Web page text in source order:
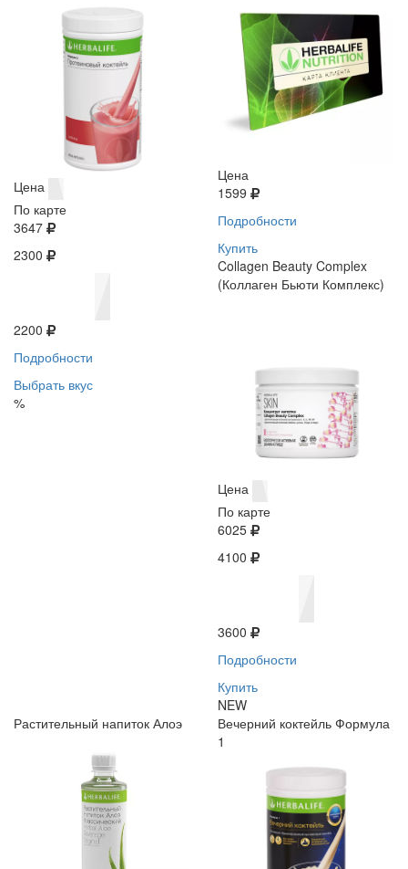
Цена
По карте
3647
2300
2200
Подробности
Выбрать вкус
%
Цена
1599
Подробности
Купить
Collagen Beauty Complex
(Коллаген Бьюти Комплекс)
Цена
По карте
6025
4100
3600
Подробности
Купить
NEW
Растительный напиток Алоэ
Вечерний коктейль Формула
1